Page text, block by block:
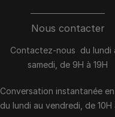
Nous contacter
Contactez-nous du lundi
samedi, de 9H à 19H
Conversation instantanée
du lundi au vendredi, de 10H